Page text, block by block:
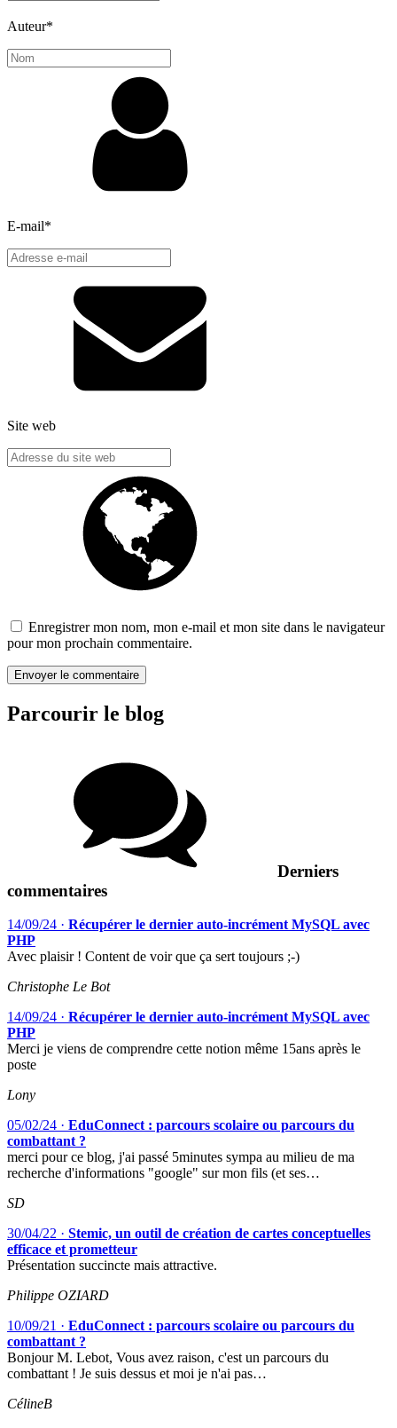
Auteur*
E-mail*
Site web
Enregistrer mon nom, mon e-mail et mon site dans le navigateur
pour mon prochain commentaire.
Parcourir le blog
Derniers
commentaires
14/09/24 · Récupérer le dernier auto-incrément MySQL avec
PHP
Avec plaisir ! Content de voir que ça sert toujours ;-)
Christophe Le Bot
14/09/24 · Récupérer le dernier auto-incrément MySQL avec
PHP
Merci je viens de comprendre cette notion même 15ans après le
poste
Lony
05/02/24 · EduConnect : parcours scolaire ou parcours du
combattant ?
merci pour ce blog, j'ai passé 5minutes sympa au milieu de ma
recherche d'informations "google" sur mon fils (et ses…
SD
30/04/22 · Stemic, un outil de création de cartes conceptuelles
efficace et prometteur
Présentation succincte mais attractive.
Philippe OZIARD
10/09/21 · EduConnect : parcours scolaire ou parcours du
combattant ?
Bonjour M. Lebot, Vous avez raison, c'est un parcours du
combattant ! Je suis dessus et moi je n'ai pas…
CélineB